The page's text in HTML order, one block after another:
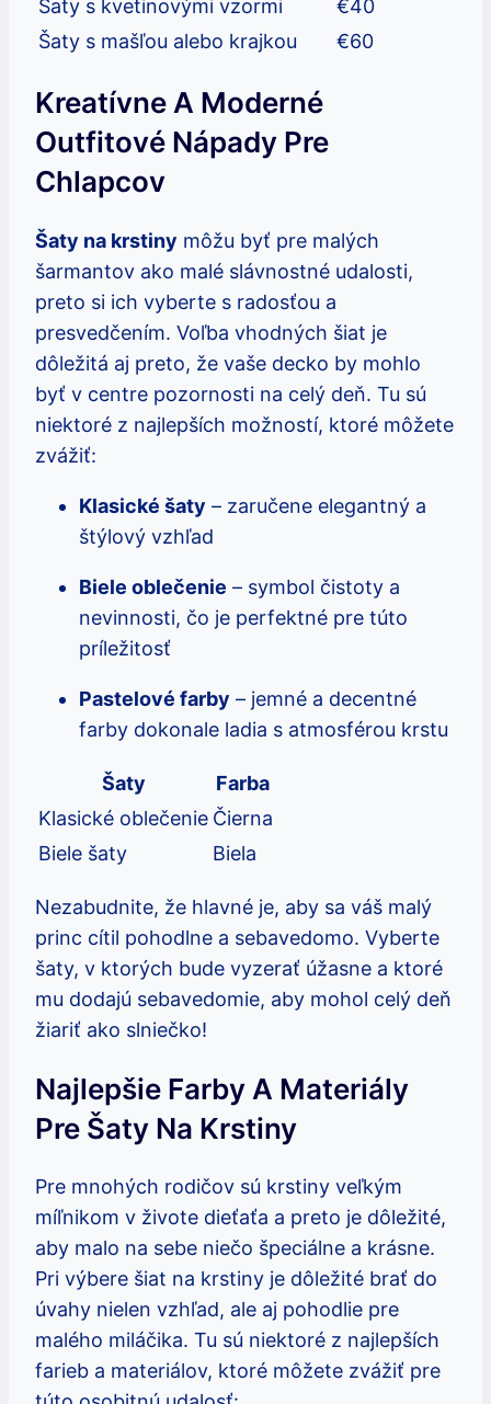
Šaty s kvetinovými vzormi
€40
Šaty s mašľou alebo krajkou
€60
Kreatívne A Moderné
Outfitové Nápady Pre
Chlapcov
Šaty na krstiny môžu byť pre malých
šarmantov ako malé slávnostné udalosti,
preto si ich vyberte s radosťou a
presvedčením. Voľba vhodných šiat je
dôležitá aj preto, že vaše decko by mohlo
byť v centre pozornosti na celý deň. Tu sú
niektoré z najlepších možností, ktoré môžete
zvážiť:
Klasické šaty – zaručene elegantný a
štýlový vzhľad
Biele oblečenie – symbol čistoty a
nevinnosti, čo je perfektné pre túto
príležitosť
Pastelové farby – jemné a decentné
farby dokonale ladia s atmosférou krstu
Šaty
Farba
Klasické oblečenie Čierna
Biele šaty
Biela
Nezabudnite, že hlavné je, aby sa váš malý
princ cítil pohodlne a sebavedomo. Vyberte
šaty, v ktorých bude vyzerať úžasne a ktoré
mu dodajú sebavedomie, aby mohol celý deň
žiariť ako slniečko!
Najlepšie Farby A Materiály
Pre Šaty Na Krstiny
Pre mnohých rodičov sú krstiny veľkým
míľnikom v živote dieťaťa a preto je dôležité,
aby malo na sebe niečo špeciálne a krásne.
Pri výbere šiat na krstiny je dôležité brať do
úvahy nielen vzhľad, ale aj pohodlie pre
malého miláčika. Tu sú niektoré z najlepších
farieb a materiálov, ktoré môžete zvážiť pre